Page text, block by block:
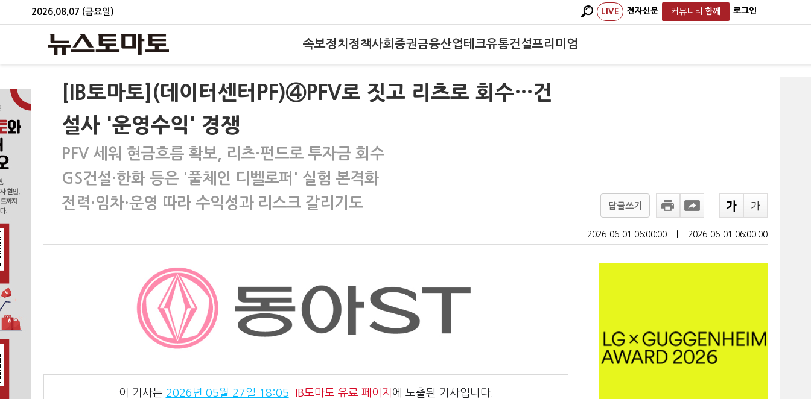
2026.08.07 (금요일) LIVE 전자신문 커뮤니티 함께 로그인
속보정치 정책사회 증권금융산업테크유통건설프리미엄
[IB토마토](데이터센터PF)④PFV로 짓고 리츠로 회수…건
설사 '운영수익' 경쟁
PFV 세워 현금흐름 확보, 리츠·펀드로 투자금 회수
GS건설·한화 등은 '풀체인 디벨로퍼' 실험 본격화
전력·임차·운영 따라 수익성과 리스크 갈리기도
답글쓰기
2026-06-01 06:00:00 2026-06-01 06:00:00
이 기사는 2026년 05월 27일 18:05 IB토마토 유료 페이지 에 노출된 기사입니다.